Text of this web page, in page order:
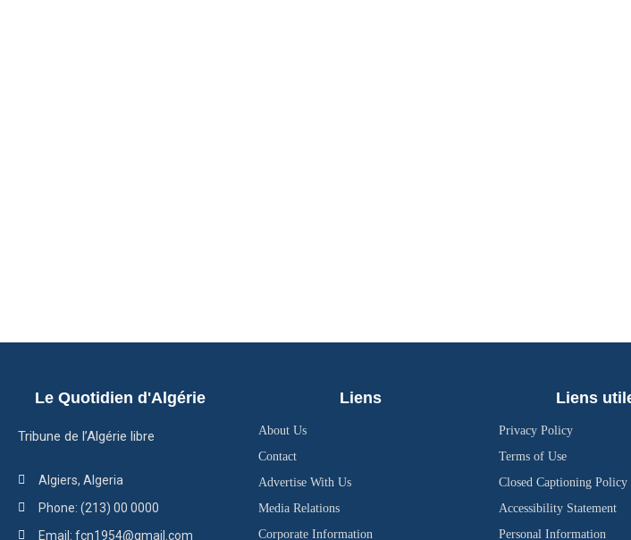
Le Quotidien d'Algérie
Tribune de l’Algérie libre
Algiers, Algeria
Phone: (213) 00 0000
Email: fcn1954@gmail.com
Liens
About Us
Contact
Advertise With Us
Media Relations
Corporate Information
Liens
Privacy Policy
Terms of Use
Closed Captioning Policy
Accessibility Statement
Personal Information